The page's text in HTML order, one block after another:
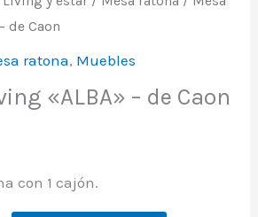
de Caon
ratona, Muebles
«ALBA» – de Caon
con 1 cajón.